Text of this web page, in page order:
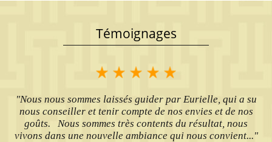
Témoignages
"Nous nous sommes laissés guider par Eurielle, qui a su
nous conseiller et tenir compte de nos envies et de nos
goûts. Nous sommes très contents du résultat, nous
vivons dans une nouvelle ambiance qui nous convient..."